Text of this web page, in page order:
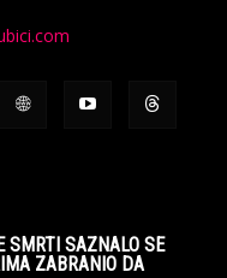
SMRTI SAZNALO SE
ZABRANIO DA